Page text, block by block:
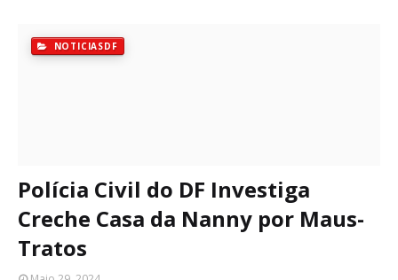
NOTICIASDF
Polícia Civil do DF Investiga
Creche Casa da Nanny por Maus-
Tratos